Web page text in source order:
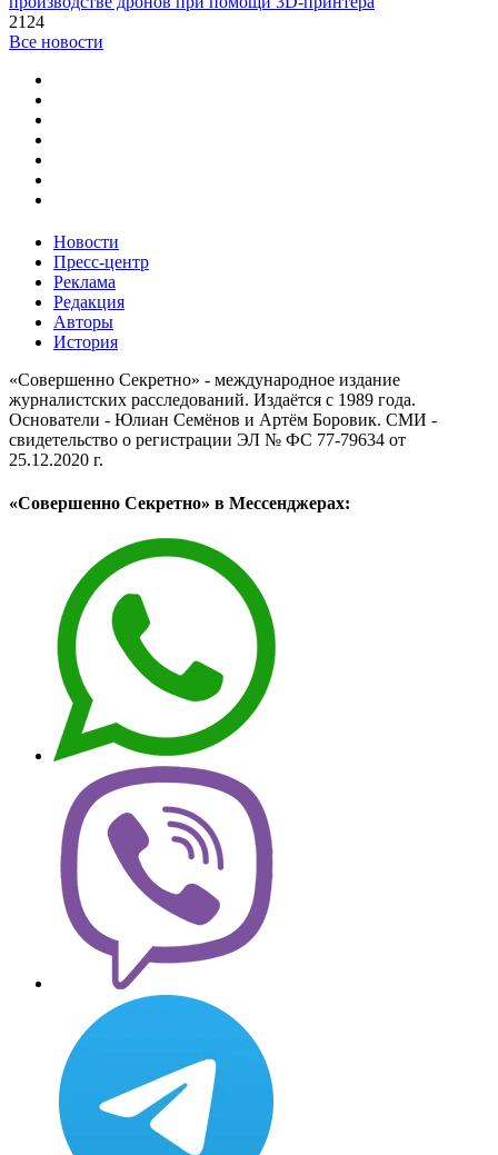
2124
Все новости
Новости
Пресс-центр
Реклама
Редакция
Авторы
История
«Совершенно Секретно» - международное издание
журналистских расследований. Издаётся с 1989 года.
Основатели - Юлиан Семёнов и Артём Боровик. CМИ -
свидетельство о регистрации ЭЛ № ФС 77-79634 от
25.12.2020 г.
«Совершенно Секретно» в Мессенджерах: